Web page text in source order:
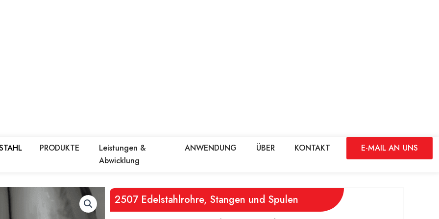
PRODUKTE
Leistungen &
Abwicklung
ANWENDUNG ÜBER KONTAKT E-MAIL AN UNS
2507 Edelstahlrohre, Stangen und Spulen